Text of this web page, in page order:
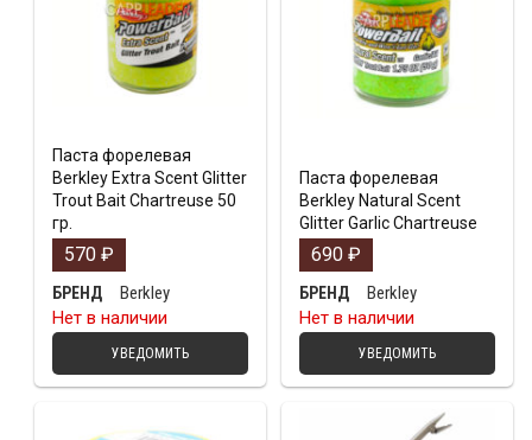
Паста форелевая
Berkley Extra Scent Glitter
Trout Bait Chartreuse 50
гр.
570 ₽
БРЕНД
Berkley
Нет в наличии
УВЕДОМИТЬ
Паста форелевая
Berkley Natural Scent
Glitter Garlic Chartreuse
690 ₽
БРЕНД
Berkley
Нет в наличии
УВЕДОМИТЬ